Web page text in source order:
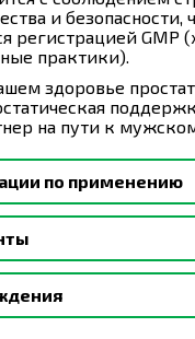
и безопасности,
регистрацией GMP
практики).
здоровье
на пути к
по применению
мягкие таблетки
(бычий желатин,
вода) и пчелиный
не используются